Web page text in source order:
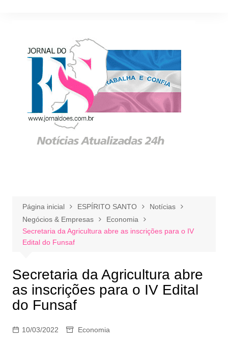
Página inicial ESPÍRITO SANTO
Notícias
Negócios & Empresas
Economia
Secretaria da Agricultura abre as inscrições para o IV
Edital do Funsaf
Secretaria da Agricultura abre
as inscrições para o IV Edital
do Funsaf
10/03/2022 Economia